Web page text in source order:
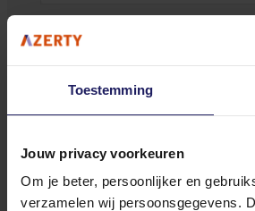
Toestemming
Jouw privacy voorkeuren
Om je beter, persoonlijker en
verzamelen wij persoonsgegevens.
Meld je aan voor onze
Ontvang als eerste de beste deals in je inbox
Footer
Azerty